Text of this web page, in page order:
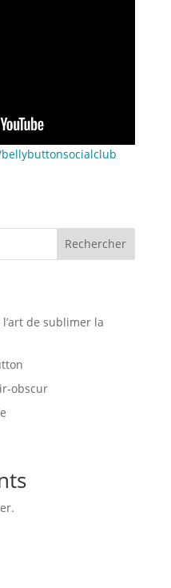
Rechercher
de sublimer la
obscur